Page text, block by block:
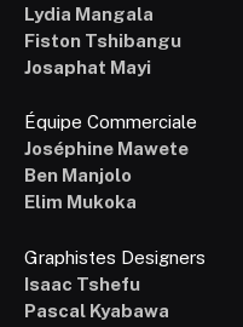
Lydia Mangala
Fiston Tshibangu
Josaphat Mayi
Équipe Commerciale
Joséphine Mawete
Ben Manjolo
Elim Mukoka
Graphistes Designers
Isaac Tshefu
Pascal Kyabawa